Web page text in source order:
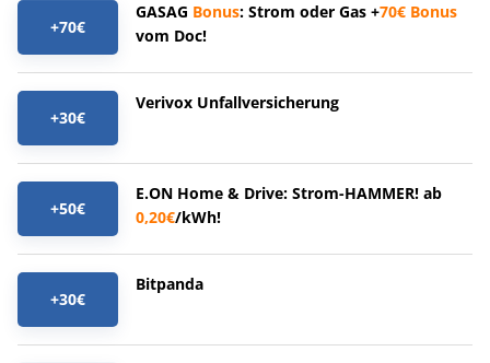
+70€
GASAG Bonus: Strom oder Gas +70€ Bonus
vom Doc!
+30€
Verivox Unfallversicherung
+50€
E.ON Home & Drive: Strom-HAMMER! ab
0,20€/kWh!
+30€
Bitpanda